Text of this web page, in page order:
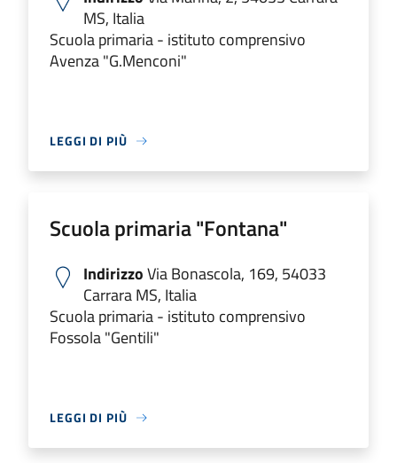
MS, Italia
Scuola primaria - istituto comprensivo
Avenza "G.Menconi"
LEGGI DI PIÙ
Scuola primaria "Fontana"
IndirizzoVia Bonascola, 169, 54033
Carrara MS, Italia
Scuola primaria - istituto comprensivo
Fossola "Gentili"
LEGGI DI PIÙ